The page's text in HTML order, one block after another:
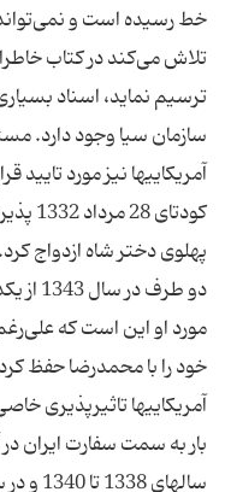
خط رسیده است و
تلاش می‌کند در کتاب
ترسیم نماید، اسناد
سازمان سیا وجود دارد.
آمریکاییها نیز مورد
پهلوی دختر شاه ازدواج
دو
مورد او این است که
خود را با محمدرضا حفظ
آمریکاییها تاثیرپذیری
بار به سمت سفارت ایران